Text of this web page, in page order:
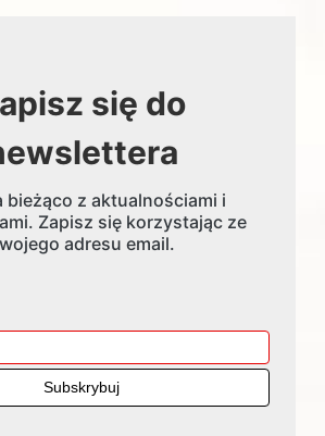
się do
bieżąco z aktualnościami i
Zapisz się korzystając ze
adresu email.